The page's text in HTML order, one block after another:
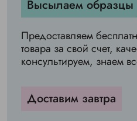
Высылаем образцы
Предоставляем
товара за свой счет,
консультируем, знаем
Доставим завтра